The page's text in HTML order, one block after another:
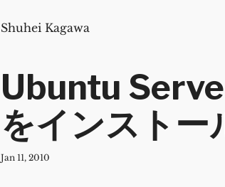
Shuhei Kagawa
Ubuntu
をインストー
Jan 11, 2010